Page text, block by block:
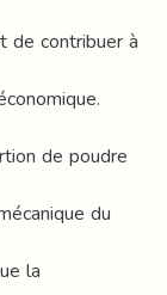
de contribuer à
de poudre
du
la